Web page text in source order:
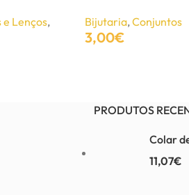
e Lenços, Bijutaria,Conjuntos
3,00€
PRODUTOS
Colar
11,07€